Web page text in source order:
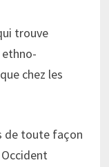
trouve
chez les
de toute façon